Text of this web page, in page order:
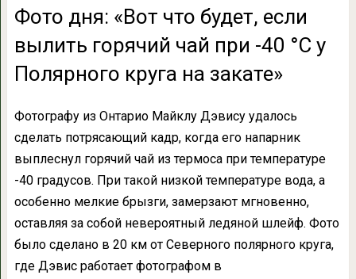
Фото дня: «Вот что будет, если
вылить горячий чай при -40 °С у
Полярного круга на закате»
Фотографу из Онтарио Майклу Дэвису удалось
сделать потрясающий кадр, когда его напарник
выплеснул горячий чай из термоса при температуре
-40 градусов. При такой низкой температуре вода, а
особенно мелкие брызги, замерзают мгновенно,
оставляя за собой невероятный ледяной шлейф. Фото
было сделано в 20 км от Северного полярного круга,
где Дэвис работает фотографом в